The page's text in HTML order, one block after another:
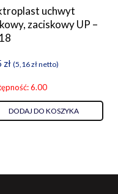
uchwyt
zaciskowy UP –
zł (5,16złnetto)
6.00
DODAJ DO KOSZYKA